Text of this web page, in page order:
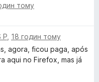
тому
P 18 годин тому
agora, ficou paga, após
aqui no Firefox, mas já